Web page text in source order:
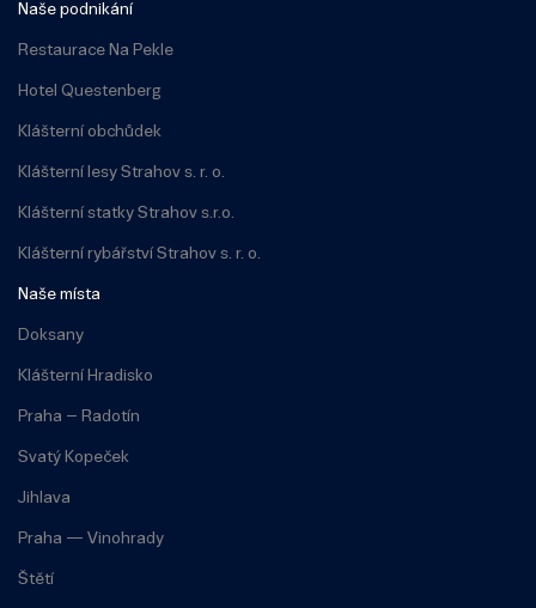
Naše podnikání
Restaurace Na Pekle
Hotel Questenberg
Klášterní obchůdek
Klášterní lesy Strahov s. r. o.
Klášterní statky Strahov s.r.o.
Klášterní rybářství Strahov s. r. o.
Naše místa
Doksany
Klášterní Hradisko
Praha – Radotín
Svatý Kopeček
Jihlava
Praha — Vinohrady
Štětí